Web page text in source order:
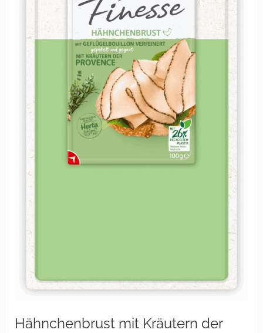
Hähnchenbrust mit Kräutern der